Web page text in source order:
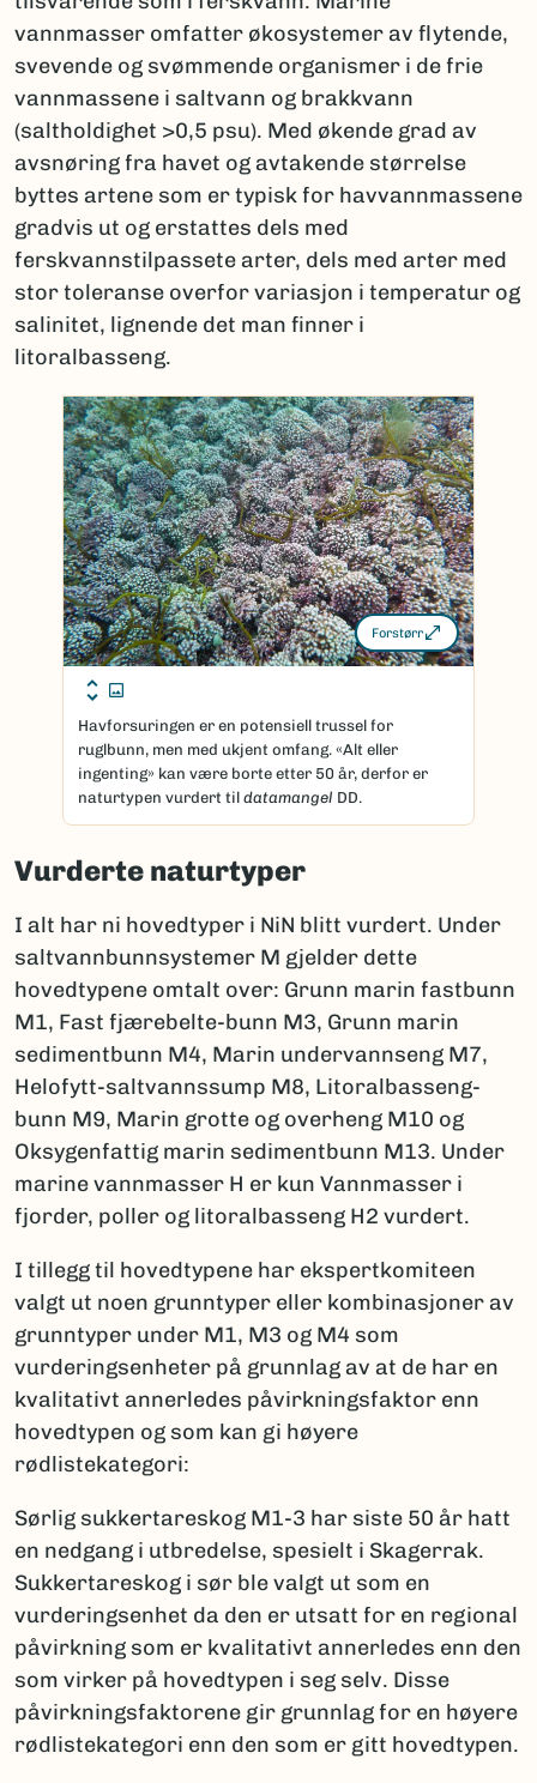
vannmasser omfatter økosystemer av flytende,
svevende og svømmende organismer i de frie
vannmassene i saltvann og brakkvann
(saltholdighet >0,5 psu). Med økende grad av
avsnøring fra havet og avtakende størrelse
byttes artene som er typisk for havvannmassene
gradvis ut og erstattes dels med
ferskvannstilpassete arter, dels med arter med
stor toleranse overfor variasjon i temperatur og
salinitet, lignende det man finner i
litoralbasseng.
Forstørr
Havforsuringen er en potensiell trussel for
ruglbunn, men med ukjent omfang. «Alt eller
ingenting» kan være borte etter 50 år, derfor er
naturtypen vurdert til datamangel DD.
Vurderte naturtyper
I alt har ni hovedtyper i NiN blitt vurdert. Under
saltvannbunnsystemer M gjelder dette
hovedtypene omtalt over: Grunn marin fastbunn
M1, Fast fjærebelte-bunn M3, Grunn marin
sedimentbunn M4, Marin undervannseng M7,
Helofytt-saltvannssump M8, Litoralbasseng-
bunn M9, Marin grotte og overheng M10 og
Oksygenfattig marin sedimentbunn M13. Under
marine vannmasser H er kun Vannmasser i
fjorder, poller og litoralbasseng H2 vurdert.
I tillegg til hovedtypene har ekspertkomiteen
valgt ut noen grunntyper eller kombinasjoner av
grunntyper under M1, M3 og M4 som
vurderingsenheter på grunnlag av at de har en
kvalitativt annerledes påvirkningsfaktor enn
hovedtypen og som kan gi høyere
rødlistekategori:
Sørlig sukkertareskog M1-3 har siste 50 år hatt
en nedgang i utbredelse, spesielt i Skagerrak.
Sukkertareskog i sør ble valgt ut som en
vurderingsenhet da den er utsatt for en regional
påvirkning som er kvalitativt annerledes enn den
som virker på hovedtypen i seg selv. Disse
påvirkningsfaktorene gir grunnlag for en høyere
rødlistekategori enn den som er gitt hovedtypen.